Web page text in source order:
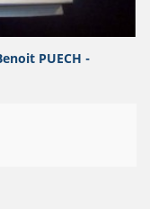
PUECH -